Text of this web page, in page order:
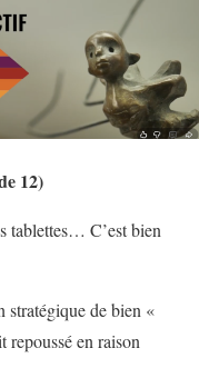
12)
tablettes… C’est bien
stratégique de bien «
repoussé en raison